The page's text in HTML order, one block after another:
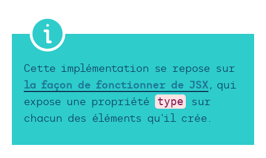
Cette implémentation se repose sur
la façon de fonctionner de JSX, qui
expose une propriété
type
sur
chacun des éléments qu'il crée.